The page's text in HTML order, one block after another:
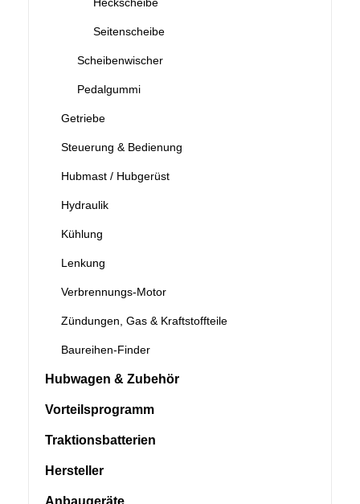
Seitenscheibe
Scheibenwischer
Pedalgummi
Getriebe
Steuerung & Bedienung
Hubmast / Hubgerüst
Hydraulik
Kühlung
Lenkung
Verbrennungs-Motor
Zündungen, Gas & Kraftstoffteile
Baureihen-Finder
Hubwagen & Zubehör
Vorteilsprogramm
Traktionsbatterien
Hersteller
Anbaugeräte